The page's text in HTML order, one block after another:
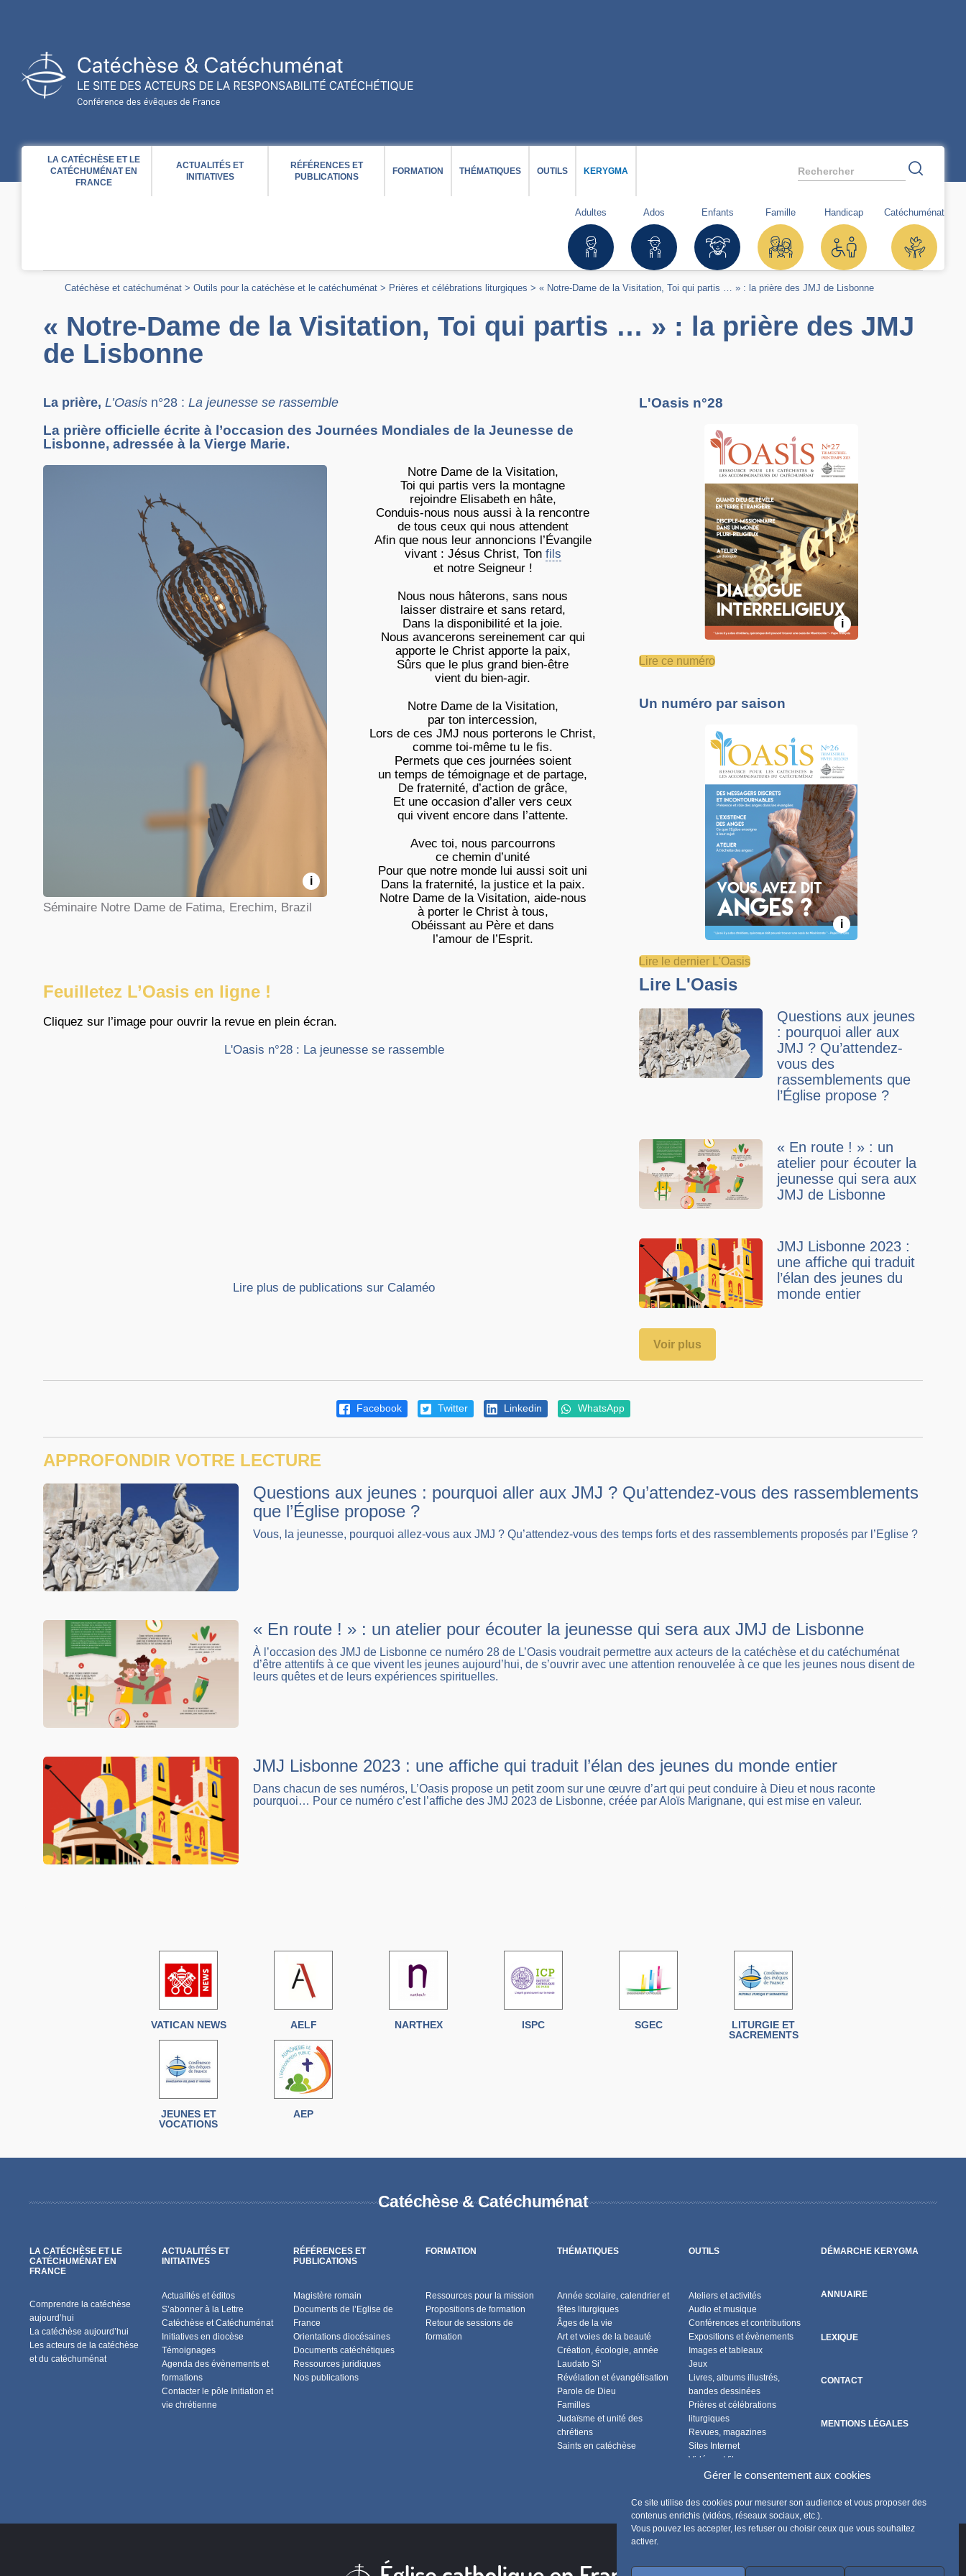
Gérer le consentement aux cookies
Ce site utilise des cookies pour mesurer son audience et vous proposer des
contenus enrichis (vidéos, réseaux sociaux, etc.).
Vous pouvez les accepter, les refuser ou choisir ceux que vous souhaitez
activer.
Rechercher
LA CATÉCHÈSE ET LE
CATÉCHUMÉNAT EN
FRANCE
ACTUALITÉS ET
INITIATIVES
RÉFÉRENCES ET
PUBLICATIONS
FORMATION THÉMATIQUES OUTILS KERYGMA
Adultes Ados Enfants Famille Handicap Catéchuménat
Catéchèse et catéchuménat > Outils pour la catéchèse et le catéchuménat > Prières et célébrations liturgiques > « Notre-Dame de la Visitation, Toi qui partis … » : la prière des JMJ de Lisbonne
« Notre-Dame de la Visitation, Toi qui partis … » : la prière des JMJ
de Lisbonne
La prière, L’Oasis n°28 : La jeunesse se rassemble
La prière officielle écrite à l’occasion des Journées Mondiales de la Jeunesse de
Lisbonne, adressée à la Vierge Marie.
i
Séminaire Notre Dame de Fatima, Erechim, Brazil
Notre Dame de la Visitation,
Toi qui partis vers la montagne
rejoindre Elisabeth en hâte,
Conduis-nous nous aussi à la rencontre
de tous ceux qui nous attendent
Afin que nous leur annoncions l’Évangile
vivant : Jésus Christ, Ton fils
et notre Seigneur !
Nous nous hâterons, sans nous
laisser distraire et sans retard,
Dans la disponibilité et la joie.
Nous avancerons sereinement car qui
apporte le Christ apporte la paix,
Sûrs que le plus grand bien-être
vient du bien-agir.
Notre Dame de la Visitation,
par ton intercession,
Lors de ces JMJ nous porterons le Christ,
comme toi-même tu le fis.
Permets que ces journées soient
un temps de témoignage et de partage,
De fraternité, d’action de grâce,
Et une occasion d’aller vers ceux
qui vivent encore dans l’attente.
Avec toi, nous parcourrons
ce chemin d’unité
Pour que notre monde lui aussi soit uni
Dans la fraternité, la justice et la paix.
Notre Dame de la Visitation, aide-nous
à porter le Christ à tous,
Obéissant au Père et dans
l’amour de l’Esprit.
Feuilletez L’Oasis en ligne !
Cliquez sur l’image pour ouvrir la revue en plein écran.
L'Oasis n°28 : La jeunesse se rassemble
Lire plus de publications sur Calaméo
L'Oasis n°28
i
Lire ce numéro
Un numéro par saison
i
Lire le dernier L'Oasis
Lire L'Oasis
Questions aux jeunes
: pourquoi aller aux
JMJ ? Qu’attendez-
vous des
rassemblements que
l’Église propose ?
« En route ! » : un
atelier pour écouter la
jeunesse qui sera aux
JMJ de Lisbonne
JMJ Lisbonne 2023 :
une affiche qui traduit
l’élan des jeunes du
monde entier
Voir plus
Facebook Twitter Linkedin WhatsApp
APPROFONDIR VOTRE LECTURE
Questions aux jeunes : pourquoi aller aux JMJ ? Qu’attendez-vous des rassemblements
que l’Église propose ?
Vous, la jeunesse, pourquoi allez-vous aux JMJ ? Qu’attendez-vous des temps forts et des rassemblements proposés par l’Eglise ?
« En route ! » : un atelier pour écouter la jeunesse qui sera aux JMJ de Lisbonne
À l’occasion des JMJ de Lisbonne ce numéro 28 de L’Oasis voudrait permettre aux acteurs de la catéchèse et du catéchuménat
d’être attentifs à ce que vivent les jeunes aujourd’hui, de s’ouvrir avec une attention renouvelée à ce que les jeunes nous disent de
leurs quêtes et de leurs expériences spirituelles.
JMJ Lisbonne 2023 : une affiche qui traduit l’élan des jeunes du monde entier
Dans chacun de ses numéros, L’Oasis propose un petit zoom sur une œuvre d’art qui peut conduire à Dieu et nous raconte
pourquoi… Pour ce numéro c’est l’affiche des JMJ 2023 de Lisbonne, créée par Aloïs Marignane, qui est mise en valeur.
VATICAN NEWS AELF NARTHEX ISPC SGEC
LITURGIE ET
SACREMENTS
JEUNES ET
VOCATIONS
AEP
Catéchèse & Catéchuménat
LA CATÉCHÈSE ET LE
CATÉCHUMÉNAT EN
FRANCE
Comprendre la catéchèse
aujourd’hui
La catéchèse aujourd’hui
Les acteurs de la catéchèse
et du catéchuménat
ACTUALITÉS ET
INITIATIVES
Actualités et éditos
S’abonner à la Lettre
Catéchèse et Catéchuménat
Initiatives en diocèse
Témoignages
Agenda des évènements et
formations
Contacter le pôle Initiation et
vie chrétienne
RÉFÉRENCES ET
PUBLICATIONS
Magistère romain
Documents de l’Eglise de
France
Orientations diocésaines
Documents catéchétiques
Ressources juridiques
Nos publications
FORMATION
Ressources pour la mission
Propositions de formation
Retour de sessions de
formation
THÉMATIQUES
Année scolaire, calendrier et
fêtes liturgiques
Âges de la vie
Art et voies de la beauté
Création, écologie, année
Laudato Si’
Révélation et évangélisation
Parole de Dieu
Familles
Judaïsme et unité des
chrétiens
Saints en catéchèse
OUTILS
Ateliers et activités
Audio et musique
Conférences et contributions
Expositions et évènements
Images et tableaux
Jeux
Livres, albums illustrés,
bandes dessinées
Prières et célébrations
liturgiques
Revues, magazines
Sites Internet
Vidéos et films
Flux RSS
DÉMARCHE KERYGMA
ANNUAIRE
LEXIQUE
CONTACT
MENTIONS LÉGALES